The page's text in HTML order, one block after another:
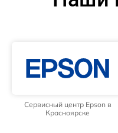
Сервисный центр Epson в
Красноярске